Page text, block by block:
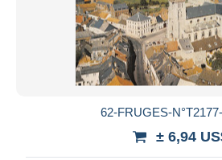
62-FRUGES-
± 6,94